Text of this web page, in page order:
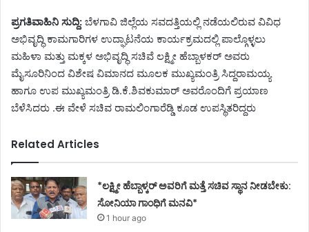
ಪ್ರಗತಿವಾಹಿನಿ ಸುದ್ದಿ: ಬೆಳಗಾವಿ ಜಿಲ್ಲೆಯ ಸವದತ್ತಿಯಲ್ಲಿ ನಡೆಯಲಿರುವ ವಿವಿಧ
ಅಭಿವೃದ್ಧಿ ಕಾಮಗಾರಿಗಳ ಉದ್ಘಾಟನೆಯ ಕಾರ್ಯಕ್ರಮದಲ್ಲಿ ಪಾಲ್ಗೊಳ್ಳಲು
ಮಹಿಳಾ ಮತ್ತು ಮಕ್ಕಳ ಅಭಿವೃದ್ಧಿ ಸಚಿವೆ ಲಕ್ಷ್ಮೀ ಹೆಬ್ಬಾಳಕರ್ ಅವರು
ಮೈಸೂರಿನಿಂದ ವಿಶೇಷ ವಿಮಾನದ ಮೂಲಕ ಮುಖ್ಯಮಂತ್ರಿ ಸಿದ್ದರಾಮಯ್ಯ
ಹಾಗೂ ಉಪ ಮುಖ್ಯಮಂತ್ರಿ ಡಿ.ಕೆ.ಶಿವಕುಮಾರ್ ಅವರೊಂದಿಗೆ ಪ್ರಯಾಣ
ಬೆಳೆಸಿದರು .ಈ ವೇಳೆ ಸಚಿವ ರಾಮಲಿಂಗಾರೆಡ್ಡಿ ಕೂಡ ಉಪಸ್ಥಿತರಿದ್ದರು
Related Articles
*ಲಕ್ಷ್ಮೀ ಹೆಬ್ಬಾಳ್ಕರ್ ಅವರಿಗೆ ಮತ್ತೆ ಸಚಿವ ಸ್ಥಾನ ನೀಡಬೇಕು:
ಸೋನಿಯಾ ಗಾಂಧಿಗೆ ಮನವಿ*
1 hour ago